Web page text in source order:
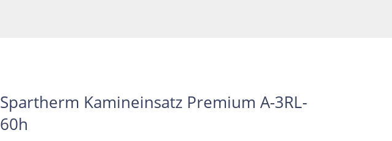
Spartherm Kamineinsatz Premium A-3RL-
60h